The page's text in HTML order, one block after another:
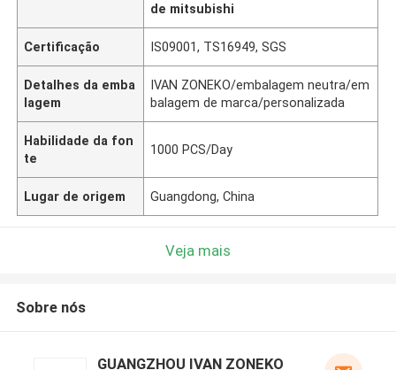
de mitsubishi
Certificação IS09001, TS16949, SGS
Detalhes da emba
lagem
IVAN ZONEKO/embalagem neutra/em
balagem de marca/personalizada
Habilidade da fon
te
1000 PCS/Day
Lugar de origem Guangdong, China
Veja mais
Sobre nós
GUANGZHOU IVAN ZONEKO